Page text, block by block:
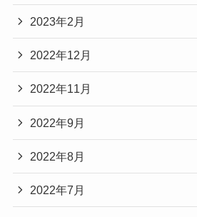
2023年2月
2022年12月
2022年11月
2022年9月
2022年8月
2022年7月